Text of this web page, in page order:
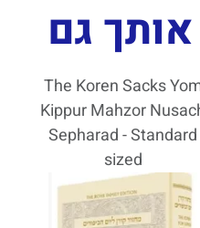
אותך גם
The Koren Sacks
Kippur Mahzor
Sepharad - Standard
sized